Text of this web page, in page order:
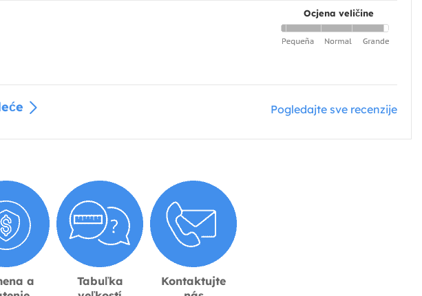
Ocjena veličine
Pogledajte sve recenzije
a
Tabuľka
Kontaktujte